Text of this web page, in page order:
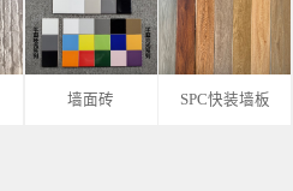
墙面砖 SPC快装墙板